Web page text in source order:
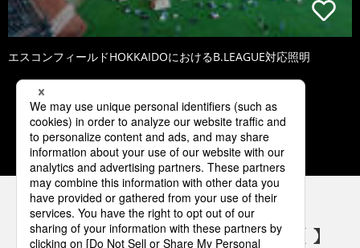
エスコンフィールドHOKKAIDOにおけるB.LEAGUE対応照明
1 2 3 4 5
パナソニックの電気設備 SNSアカウント